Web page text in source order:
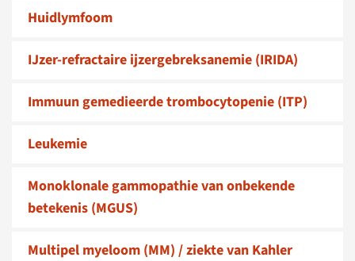
Huidlymfoom
IJzer-refractaire ijzergebreksanemie (IRIDA)
Immuun gemedieerde trombocytopenie (ITP)
Leukemie
Monoklonale gammopathie van onbekende
betekenis (MGUS)
Multipel myeloom (MM) / ziekte van Kahler